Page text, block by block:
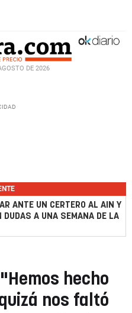
DE 2026
ANTE UN CERTERO AL AIN Y
DUDAS A UNA SEMANA DE LA
hecho
nos faltó